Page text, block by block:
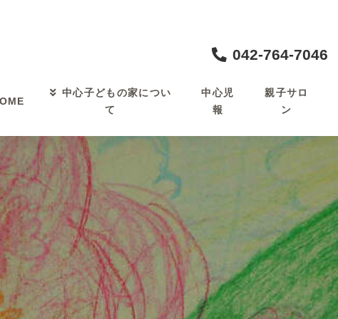
042-764-7046
中心子どもの家につい
て
中心児
報
親子サロ
ン